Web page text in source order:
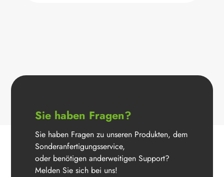
Sie haben Fragen?
Sie haben Fragen zu unseren Produkten, dem
Sonderanfertigungsservice,
oder benötigen anderweitigen Support?
Melden Sie sich bei uns!